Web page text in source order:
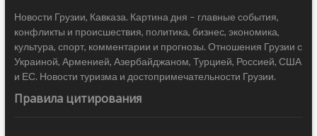
Новости Грузии, Кавказа. Картина дня – главные события,
конфликты и происшествия, политика, бизнес, экономика,
культура, спорт, комментарии и прогнозы. Отношения Грузии с
Украиной, Арменией, Азербайджаном, Турцией, Россией, США
и ЕС. Новости туризма и достопримечательности Грузии.
Правила цитирования